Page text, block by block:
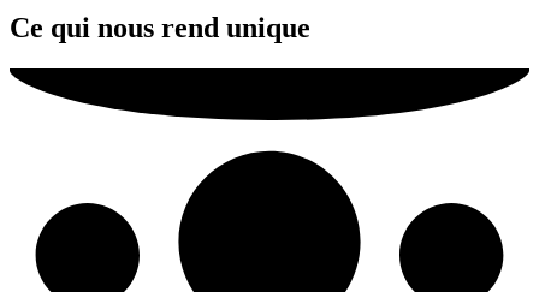
Ce qui nous rend unique